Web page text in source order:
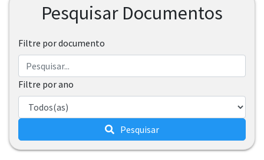
Pesquisar Documentos
Filtre por documento
Filtre por ano
Pesquisar